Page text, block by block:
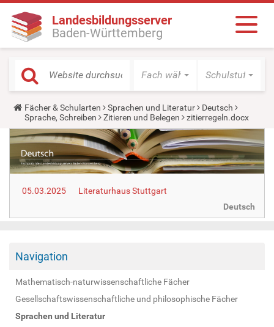
Landesbildungsserver
Baden-Württemberg
Fach wählen Schulstufe
Y
o
u
a
r
e
h
e
e
Fächer & Schularten Sprachen und Literatur
Deutsch
Sprache, Schreiben
Zitieren und Belegen zitierregeln.docx
05.03.2025
Literaturhaus Stuttgart
Deutsch
Navigation
Mathematisch-naturwissenschaftliche Fächer
Gesellschaftswissenschaftliche und philosophische Fächer
Sprachen und Literatur